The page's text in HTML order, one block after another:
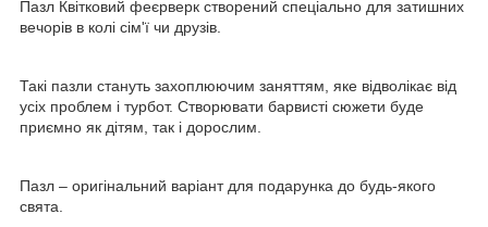
Пазл Квітковий феєрверк створений спеціально для затишних
вечорів в колі сім'ї чи друзів.
Такі пазли стануть захоплюючим заняттям, яке відволікає від
усіх проблем і турбот. Створювати барвисті сюжети буде
приємно як дітям, так і дорослим.
Пазл – оригінальний варіант для подарунка до будь-якого
свята.